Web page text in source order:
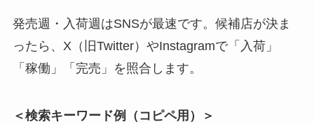
発売週・入荷週はSNSが最速です。候補店が決ま
ったら、X（旧Twitter）やInstagramで「入荷」
「稼働」「完売」を照合します。
＜検索キーワード例（コピペ用）＞